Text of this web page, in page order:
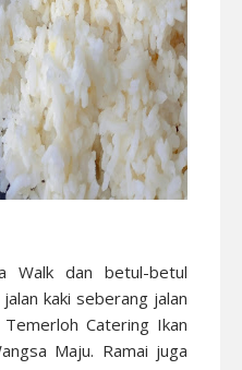
Walk dan betul-betul
kaki seberang jalan
Catering Ikan
Maju. Ramai juga